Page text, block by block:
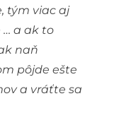
tým viac aj
… a ak to
naň
pôjde ešte
a vráťte sa